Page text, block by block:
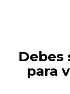
Debes
para